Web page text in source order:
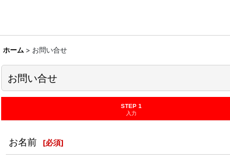
ホーム > お問い合せ
お問い合せ
STEP 1
入力
お名前 [必須]